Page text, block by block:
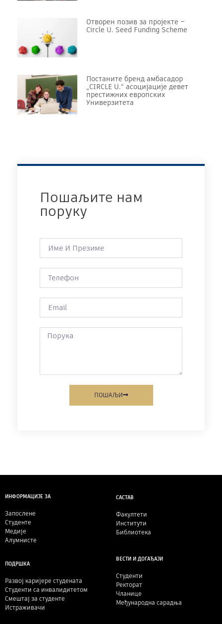
Отворен позив за пројекте –
Circle U. Seed Funding Scheme
Постаните бренд амбасадор
„CIRCLE U.“ асоцијације девет
престижних европских
Универзитета
Пошаљите нам
поруку
ПОШАЉИ
ИНФОРМАЦИЈЕ ЗА
Запослене
Студенте
Медије
Алумнисте
САСТАВ
Факултети
Институти
Библиотека
ПОДРШКА
Развој каријере студената
Студенти са инвалидитетом
Смештај за студенте
Истраживачи
ВЕСТИ И ДОГАЂАЈИ
Студенти
Ректорат
Чланице
Међународна сарадња